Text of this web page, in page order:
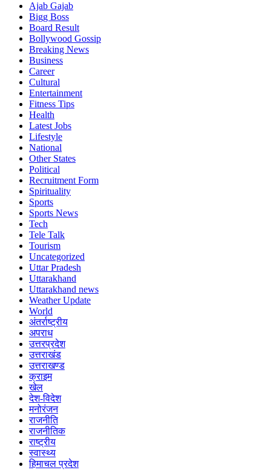
Ajab Gajab
Bigg Boss
Board Result
Bollywood Gossip
Breaking News
Business
Career
Cultural
Entertainment
Fitness Tips
Health
Latest Jobs
Lifestyle
National
Other States
Political
Recruitment Form
Spirituality
Sports
Sports News
Tech
Tele Talk
Tourism
Uncategorized
Uttar Pradesh
Uttarakhand
Uttarakhand news
Weather Update
World
अंतर्राष्ट्रीय
अपराध
उत्तरप्रदेश
उत्तराखंड
उत्तराखण्ड
क्राइम
खेल
देश-विदेश
मनोरंजन
राजनीति
राजनीतिक
राष्ट्रीय
स्वास्थ्य
हिमाचल प्रदेश